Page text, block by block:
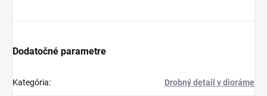
Dodatočné parametre
Kategória: Drobný detail v dioráme